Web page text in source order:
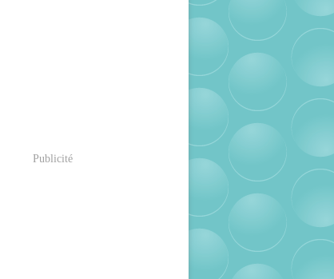
Publicité